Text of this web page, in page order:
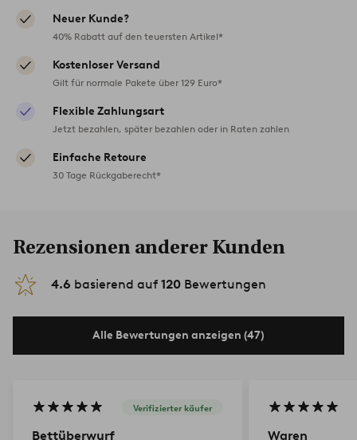
Neuer Kunde?
40% Rabatt auf den teuersten Artikel*
Kostenloser Versand
Gilt für normale Pakete über 129 Euro*
Flexible Zahlungsart
Jetzt bezahlen, später bezahlen oder in Raten zahlen
Einfache Retoure
30 Tage Rückgaberecht*
Rezensionen anderer Kunden
4.6 basierend auf 120 Bewertungen
Alle Bewertungen anzeigen (47)
Verifizierter käufer
Bettüberwurf Waren